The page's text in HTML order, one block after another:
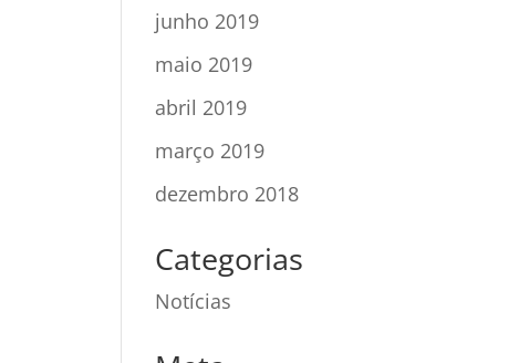
junho 2019
maio 2019
abril 2019
março 2019
dezembro 2018
Categorias
Notícias